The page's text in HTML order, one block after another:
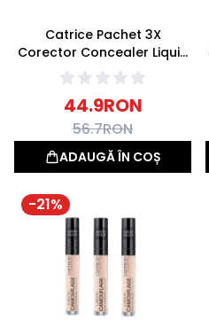
Catrice Pachet 3X
Corector Concealer Liquid
Camouflage 010 Porcelain
5ml
44.9RON
56.7RON
ADAUGĂ ÎN COȘ
-21%